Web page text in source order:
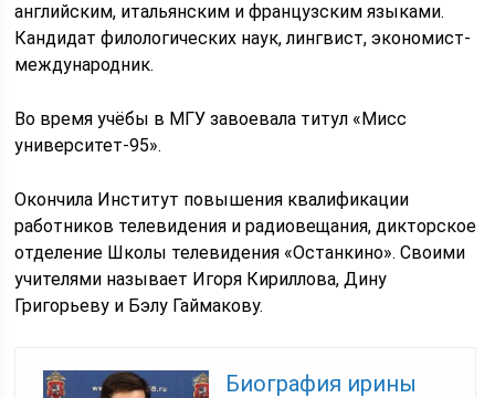
английским, итальянским и французским языками.
Кандидат филологических наук, лингвист, экономист-
международник.
Во время учёбы в МГУ завоевала титул «Мисс
университет-95».
Окончила Институт повышения квалификации
работников телевидения и радиовещания, дикторское
отделение Школы телевидения «Останкино». Своими
учителями называет Игоря Кириллова, Дину
Григорьеву и Бэлу Гаймакову.
Биография ирины